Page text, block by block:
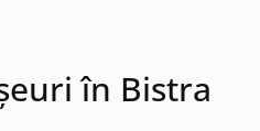
în Bistra